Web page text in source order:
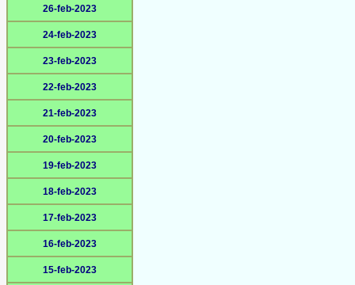
26-feb-2023
24-feb-2023
23-feb-2023
22-feb-2023
21-feb-2023
20-feb-2023
19-feb-2023
18-feb-2023
17-feb-2023
16-feb-2023
15-feb-2023